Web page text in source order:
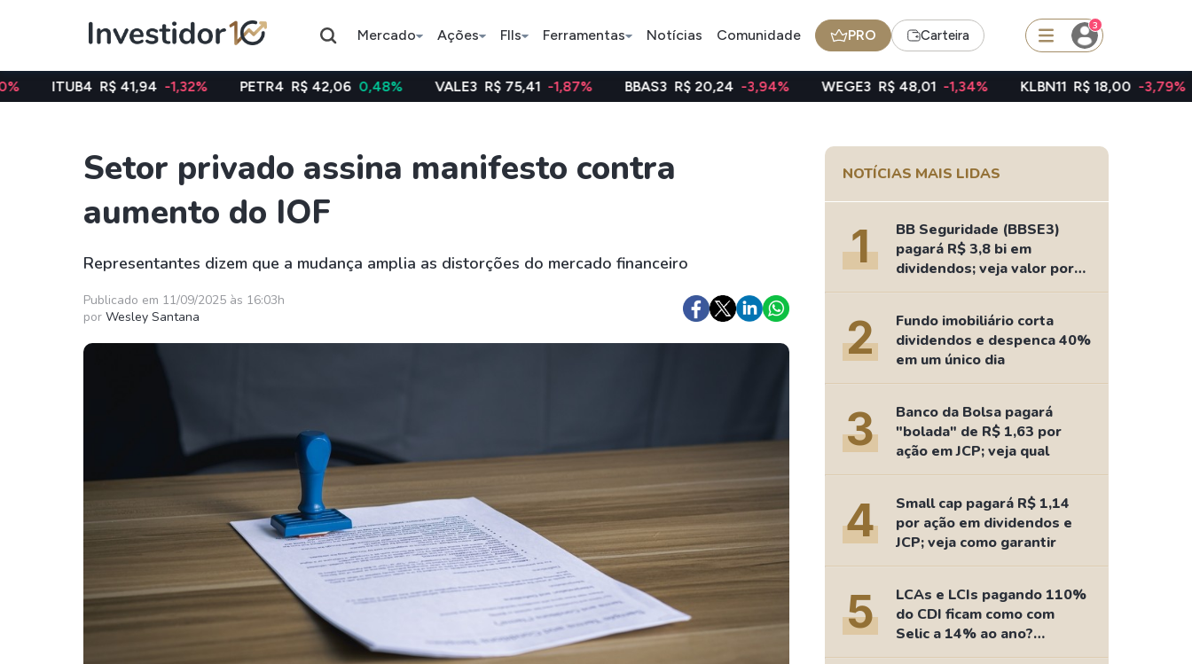
Mercado Ações FIIs Ferramentas Notícias Comunidade PRO Carteira
3
Assuntos do momento
Índice
Ibovespa
Índice
Selic TRXF11
Taesa
Itausa
Ver todos
RECR11
KNCR11
Ver todos
IVVB11
Apple
Coca-Cola
Criptomoedas
Bitcoin
Ethereum
Ver todos
Ideias
Agenda de Dividendos
Radar do Dividendo Inteligente
As Ações Mais Buscadas
Guia do Iniciante
R$ 41,94 -1,32% PETR4 R$ 42,06 0,48% VALE3 R$ 75,41 -1,87% BBAS3 R$ 20,24 -3,94% WEGE3 R$ 48,01 -1,34% KLBN11 R$ 18,00 -3,79% TAEE11
Setor privado assina manifesto contra
aumento do IOF
Representantes dizem que a mudança amplia as distorções do mercado financeiro
Publicado em 11/09/2025 às 16:03h
por Wesley Santana
NOTÍCIAS MAIS LIDAS
1
BB Seguridade (BBSE3)
pagará R$ 3,8 bi em
dividendos; veja valor por
ação
2
Fundo imobiliário corta
dividendos e despenca 40%
em um único dia
3
Banco da Bolsa pagará
"bolada" de R$ 1,63 por
ação em JCP; veja qual
4
Small cap pagará R$ 1,14
por ação em dividendos e
JCP; veja como garantir
5
LCAs e LCIs pagando 110%
do CDI ficam como com
Selic a 14% ao ano?
Fizemos as contas